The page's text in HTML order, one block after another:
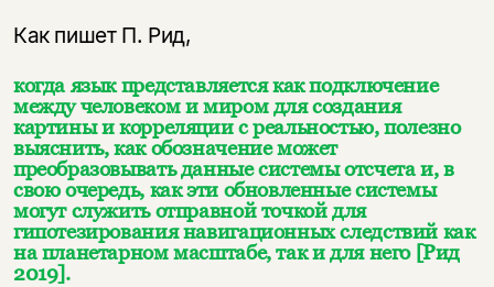
Как пишет П. Рид,
когда язык представляется как подключение
между человеком и миром для создания
картины и корреляции с реальностью, полезно
выяснить, как обозначение может
преобразовывать данные системы отсчета и, в
свою очередь, как эти обновленные системы
могут служить отправной точкой для
гипотезирования навигационных следствий как
на планетарном масштабе, так и для него [Рид
2019].